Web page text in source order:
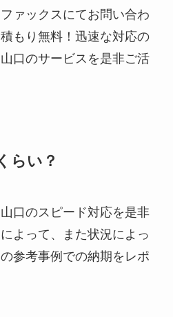
ァックスにてお問い合わ
もり無料！迅速な対応の
口のサービスを是非ご活
らい？
口のスピード対応を是非
よって、また状況によっ
参考事例での納期をレポ